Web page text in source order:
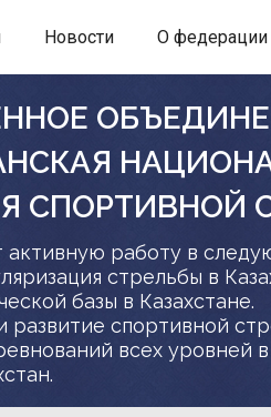
Новости О федерации
СПОРТИВНОЙ
работу в
стрельбы в
базы в Казахстане.
развитие спортивной
всех уровней